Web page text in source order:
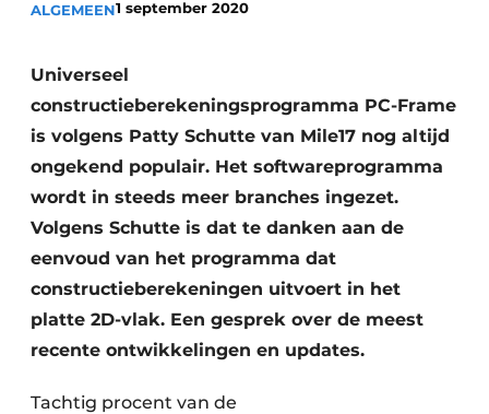
Privacy / Cookie statement
Video’s
ALGEMEEN1 september 2020
Universeel
constructieberekeningsprogramma PC-Frame
is volgens Patty Schutte van Mile17 nog altijd
ongekend populair. Het softwareprogramma
wordt in steeds meer branches ingezet.
Volgens Schutte is dat te danken aan de
eenvoud van het programma dat
constructieberekeningen uitvoert in het
platte 2D-vlak. Een gesprek over de meest
recente ontwikkelingen en updates.
Tachtig procent van de